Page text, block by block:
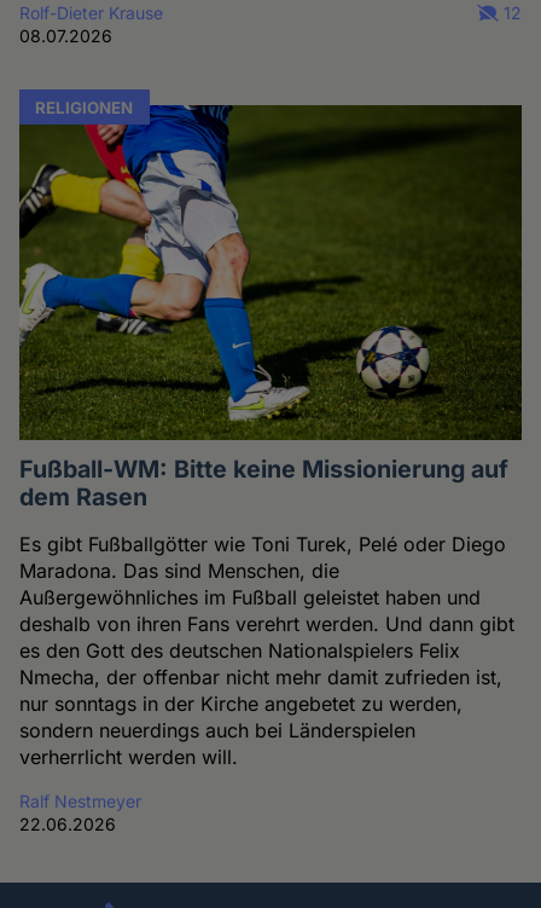
Rolf-Dieter Krause
08.07.2026
12
RELIGIONEN
Fußball-WM: Bitte keine Missionierung auf
dem Rasen
Es gibt Fußballgötter wie Toni Turek, Pelé oder Diego
Maradona. Das sind Menschen, die
Außergewöhnliches im Fußball geleistet haben und
deshalb von ihren Fans verehrt werden. Und dann gibt
es den Gott des deutschen Nationalspielers Felix
Nmecha, der offenbar nicht mehr damit zufrieden ist,
nur sonntags in der Kirche angebetet zu werden,
sondern neuerdings auch bei Länderspielen
verherrlicht werden will.
Ralf Nestmeyer
22.06.2026